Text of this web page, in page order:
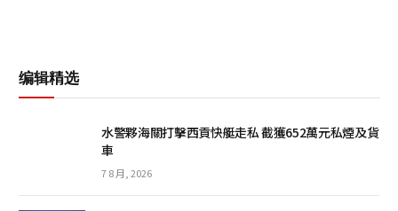
编辑精选
水警夥海關打擊西貢快艇走私 截獲652萬元私煙及貨
車
7 8 月, 2026